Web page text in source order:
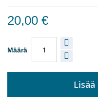
20,00 €
Määrä